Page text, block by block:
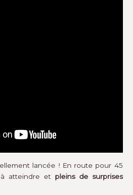
lancée ! En route pour 45
à atteindre et pleins de surprises